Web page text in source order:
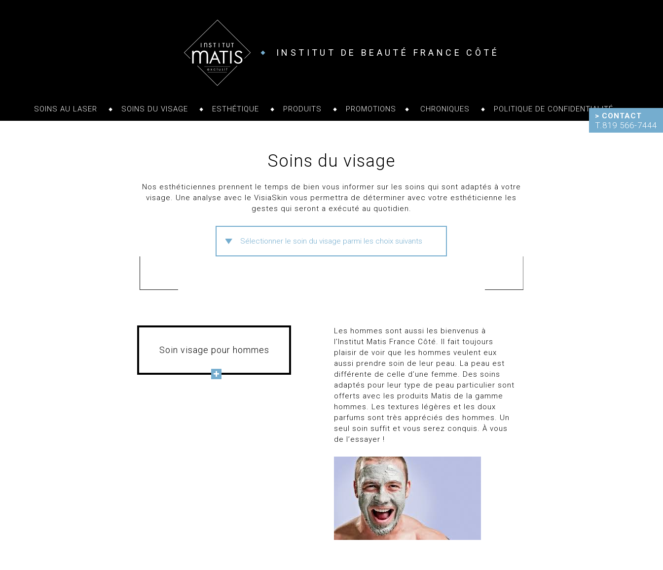
INSTITUT DE BEAUTÉ FRANCE CÔTÉ
SOINS AU LASER SOINS DU VISAGE ESTHÉTIQUE PRODUITS PROMOTIONS CHRONIQUES POLITIQUE DE CONFIDENTIALITÉ
> CONTACT
T.819 566-7444
Soins du visage
Nos esthéticiennes prennent le temps de bien vous informer sur les soins qui sont adaptés à votre
visage. Une analyse avec le VisiaSkin vous permettra de déterminer avec votre esthéticienne les
gestes qui seront a exécuté au quotidien.
Soin visage pour hommes
Les hommes sont aussi les bienvenus à
l’Institut Matis France Côté. Il fait toujours
plaisir de voir que les hommes veulent eux
aussi prendre soin de leur peau. La peau est
différente de celle d’une femme. Des soins
adaptés pour leur type de peau particulier sont
offerts avec les produits Matis de la gamme
hommes. Les textures légères et les doux
parfums sont très appréciés des hommes. Un
seul soin suffit et vous serez conquis. À vous
de l’essayer !